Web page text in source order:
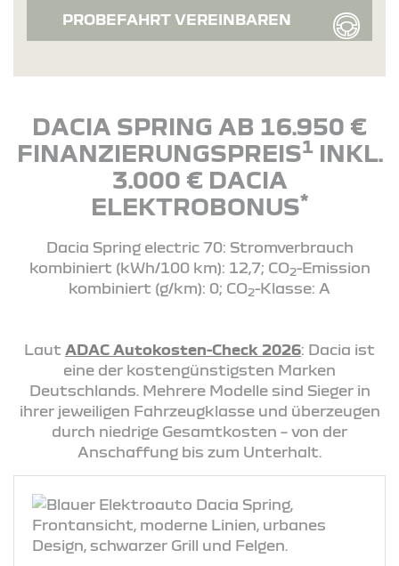
PROBEFAHRT VEREINBAREN
DACIA SPRING AB 16.950 €
FINANZIERUNGSPREIS1INKL.
3.000 € DACIA
ELEKTROBONUS*
Dacia Spring electric 70: Stromverbrauch
kombiniert (kWh/100 km): 12,7; CO2-Emission
kombiniert (g/km): 0; CO2-Klasse: A
Laut ADAC Autokosten-Check 2026: Dacia ist
eine der kostengünstigsten Marken
Deutschlands. Mehrere Modelle sind Sieger in
ihrer jeweiligen Fahrzeugklasse und überzeugen
durch niedrige Gesamtkosten – von der
Anschaffung bis zum Unterhalt.